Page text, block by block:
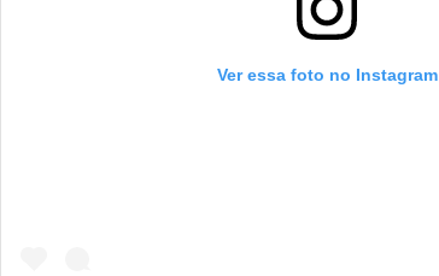
Ver essa foto no Instagram